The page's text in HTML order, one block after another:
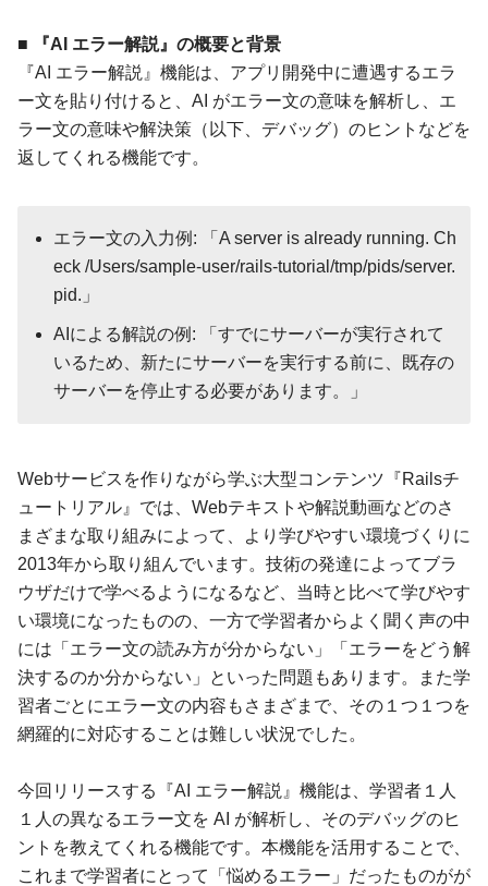
■ 『AI エラー解説』の概要と背景
『AI エラー解説』機能は、アプリ開発中に遭遇するエラ
ー文を貼り付けると、AI がエラー文の意味を解析し、エ
ラー文の意味や解決策（以下、デバッグ）のヒントなどを
返してくれる機能です。
エラー文の入力例: 「A server is already running. Ch
eck /Users/sample-user/rails-tutorial/tmp/pids/server.
pid.」
AIによる解説の例: 「すでにサーバーが実行されて
いるため、新たにサーバーを実行する前に、既存の
サーバーを停止する必要があります。」
Webサービスを作りながら学ぶ大型コンテンツ『Railsチ
ュートリアル』では、Webテキストや解説動画などのさ
まざまな取り組みによって、より学びやすい環境づくりに
2013年から取り組んでいます。技術の発達によってブラ
ウザだけで学べるようになるなど、当時と比べて学びやす
い環境になったものの、一方で学習者からよく聞く声の中
には「エラー文の読み方が分からない」「エラーをどう解
決するのか分からない」といった問題もあります。また学
習者ごとにエラー文の内容もさまざまで、その１つ１つを
網羅的に対応することは難しい状況でした。
今回リリースする『AI エラー解説』機能は、学習者１人
１人の異なるエラー文を AI が解析し、そのデバッグのヒ
ントを教えてくれる機能です。本機能を活用することで、
これまで学習者にとって「悩めるエラー」だったものがが